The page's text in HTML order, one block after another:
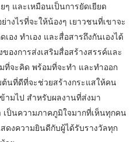
ๆ และเหมือนเป็นการยัดเยียด
างไรที่จะให้น้องๆ เยาวชนที่เขาจะ
อง ทำเอง และสื่อสารถึงกันเองได้
องการส่งเสริมสื่อสร้างสรรค์และ
จะคิด พร้อมที่จะทำ และทำออก
นที่ดีที่จะช่วยสร้างกระแสให้คน
ามไป สำหรับผลงานที่ส่งมา
เป็นความภาคภูมิใจมากที่เห็นทุกคน
งความยินดีกับผู้ได้รับรางวัลทุก